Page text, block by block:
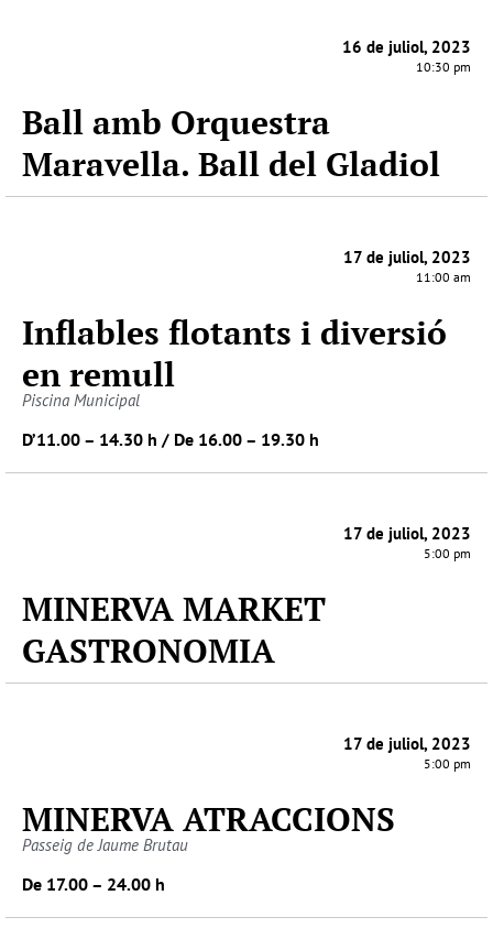
16 de juliol, 2023
10:30 pm
Ball amb Orquestra
Maravella. Ball del Gladiol
17 de juliol, 2023
11:00 am
Inflables flotants i diversió
en remull
Piscina Municipal
D’11.00 – 14.30 h / De 16.00 – 19.30 h
17 de juliol, 2023
5:00 pm
MINERVA MARKET
GASTRONOMIA
17 de juliol, 2023
5:00 pm
MINERVA ATRACCIONS
Passeig de Jaume Brutau
De 17.00 – 24.00 h